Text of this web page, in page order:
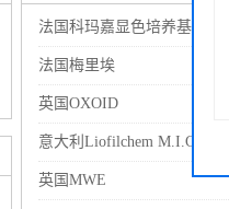
法国科玛嘉显色培养基
法国梅里埃
英国OXOID
意大利Liofilchem M.I.C
英国MWE